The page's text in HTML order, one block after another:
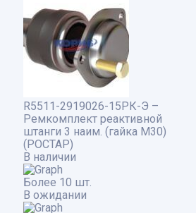
R5511-2919026-15РК-Э –
Ремкомплект реактивной
штанги 3 наим. (гайка М30)
(РОСТАР)
В наличии
Более 10 шт.
В ожидании